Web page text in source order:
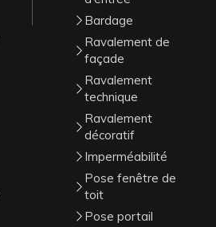
Bardage
Ravalement de
façade
Ravalement
technique
Ravalement
décoratif
Imperméabilité
Pose fenêtre de
toit
Pose portail